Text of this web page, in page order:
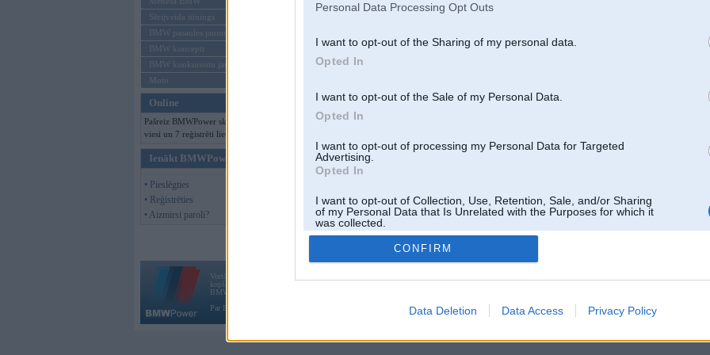
Personal Data Processing Opt Outs
I want to opt-out of the Sharing of my personal data.
Opted In
I want to opt-out of the Sale of my Personal Data.
Opted In
I want to opt-out of processing my Personal Data for Targeted
Advertising.
Opted In
I want to opt-out of Collection, Use, Retention, Sale, and/or Sharing
of my Personal Data that Is Unrelated with the Purposes for which it
was collected.
Opted Out
CONFIRM
Data Deletion Data Access Privacy Policy
Sērijveida tūnings
BMW pasaules jaunumi
BMW koncepti
BMW konkurentu jaunumi
Moto
Online
Pašreiz BMWPower skatās 133
viesi un 7 reģistrēti lietotāji.
Ienākt BMWPower
• Pieslēgties
• Reģistrēties
• Aizmirsi paroli?
Vortāls BMWPower.lv darbojas
kopš 2002. gada 14. maija. Tas nav auto klubs un nav saistīts ar
BMW AG.
Par BMWPower